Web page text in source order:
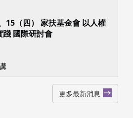
15（四） 家扶基金會 以人權
國際研討會
更多最新消息